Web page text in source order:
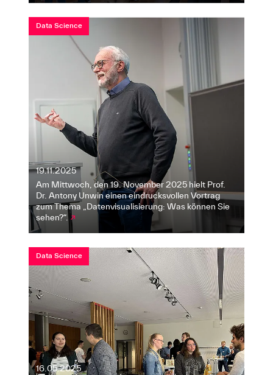
Data Science
19.11.2025
Am Mittwoch, den 19. November 2025 hielt Prof.
Dr. Antony Unwin einen eindrucksvollen Vortrag
zum Thema „Datenvisualisierung: Was können Sie
sehen?“.↗
Data Science
16.05.2025